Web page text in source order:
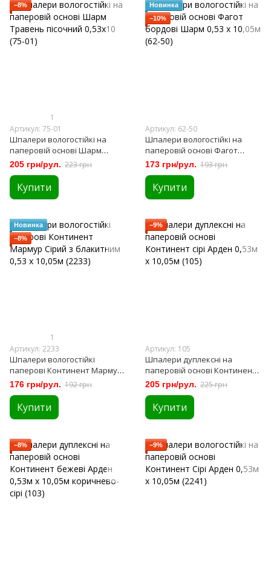
−8%
1
Артикул: 75-01
Шпалери вологостійкі на
паперовій основі Шарм
Травень пісочний 0,53х10 (75-
205 грн/рул. 223 грн
Купити
Новинка
−10%
Артикул: 62-50
Шпалери вологостійкі на
паперовій основі Фагот
бордові Шарм 0,53 х 10,05м
(62-50)
173 грн/рул. 193 грн
Купити
Новинка
−8%
1
Артикул: 2233
Шпалери вологостійкі
паперові Континент Мармур
Сірий з блакитним 0,53 х
10,05м (2233)
176 грн/рул. 192 грн
Купити
−9%
Артикул: 105
Шпалери дуплексні на
паперовій основі Континент
сірі Арден 0,53м х 10,05м (105)
205 грн/рул. 225 грн
Купити
−8% −9%